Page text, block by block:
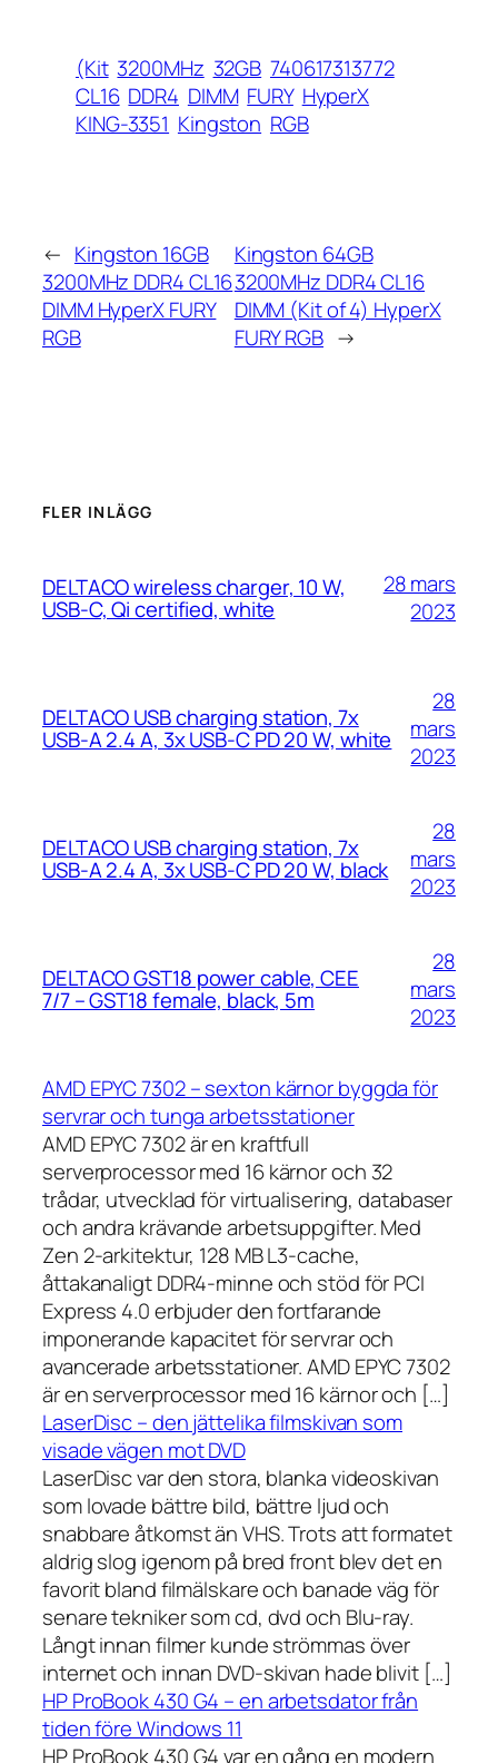
(Kit 3200MHz 32GB 740617313772
CL16 DDR4 DIMM FURY HyperX
KING-3351 Kingston RGB
← Kingston 16GB
3200MHz DDR4 CL16
DIMM HyperX FURY
RGB
Kingston 64GB
3200MHz DDR4 CL16
DIMM (Kit of 4) HyperX
FURY RGB →
FLER INLÄGG
DELTACO wireless charger, 10 W,
USB-C, Qi certified, white
28 mars
2023
DELTACO USB charging station, 7x
USB-A 2.4 A, 3x USB-C PD 20 W, white
28
mars
2023
DELTACO USB charging station, 7x
USB-A 2.4 A, 3x USB-C PD 20 W, black
28
mars
2023
DELTACO GST18 power cable, CEE
7/7 – GST18 female, black, 5m
28
mars
2023
AMD EPYC 7302 – sexton kärnor byggda för
servrar och tunga arbetsstationer
AMD EPYC 7302 är en kraftfull
serverprocessor med 16 kärnor och 32
trådar, utvecklad för virtualisering, databaser
och andra krävande arbetsuppgifter. Med
Zen 2-arkitektur, 128 MB L3-cache,
åttakanaligt DDR4-minne och stöd för PCI
Express 4.0 erbjuder den fortfarande
imponerande kapacitet för servrar och
avancerade arbetsstationer. AMD EPYC 7302
är en serverprocessor med 16 kärnor och […]
LaserDisc – den jättelika filmskivan som
visade vägen mot DVD
LaserDisc var den stora, blanka videoskivan
som lovade bättre bild, bättre ljud och
snabbare åtkomst än VHS. Trots att formatet
aldrig slog igenom på bred front blev det en
favorit bland filmälskare och banade väg för
senare tekniker som cd, dvd och Blu-ray.
Långt innan filmer kunde strömmas över
internet och innan DVD-skivan hade blivit […]
HP ProBook 430 G4 – en arbetsdator från
tiden före Windows 11
HP ProBook 430 G4 var en gång en modern